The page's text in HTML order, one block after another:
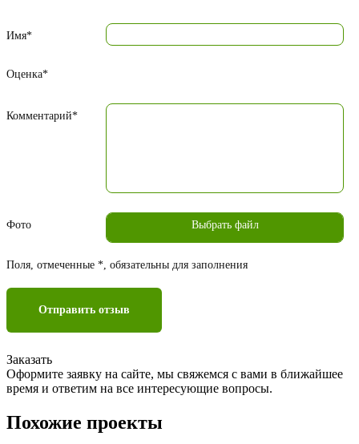
Имя*
Оценка*
Комментарий*
Фото
Поля, отмеченные *, обязательны для заполнения
Отправить отзыв
Заказать
Оформите заявку на сайте, мы свяжемся с вами в ближайшее
время и ответим на все интересующие вопросы.
Похожие проекты